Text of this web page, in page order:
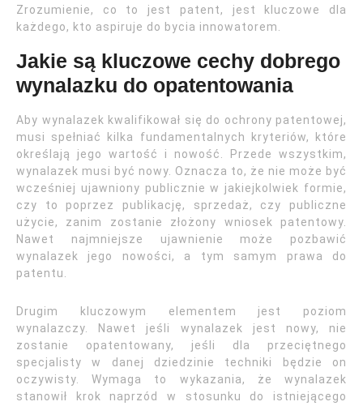
Zrozumienie, co to jest patent, jest kluczowe dla
każdego, kto aspiruje do bycia innowatorem.
Jakie są kluczowe cechy dobrego
wynalazku do opatentowania
Aby wynalazek kwalifikował się do ochrony patentowej,
musi spełniać kilka fundamentalnych kryteriów, które
określają jego wartość i nowość. Przede wszystkim,
wynalazek musi być nowy. Oznacza to, że nie może być
wcześniej ujawniony publicznie w jakiejkolwiek formie,
czy to poprzez publikację, sprzedaż, czy publiczne
użycie, zanim zostanie złożony wniosek patentowy.
Nawet najmniejsze ujawnienie może pozbawić
wynalazek jego nowości, a tym samym prawa do
patentu.
Drugim kluczowym elementem jest poziom
wynalazczy. Nawet jeśli wynalazek jest nowy, nie
zostanie opatentowany, jeśli dla przeciętnego
specjalisty w danej dziedzinie techniki będzie on
oczywisty. Wymaga to wykazania, że wynalazek
stanowił krok naprzód w stosunku do istniejącego